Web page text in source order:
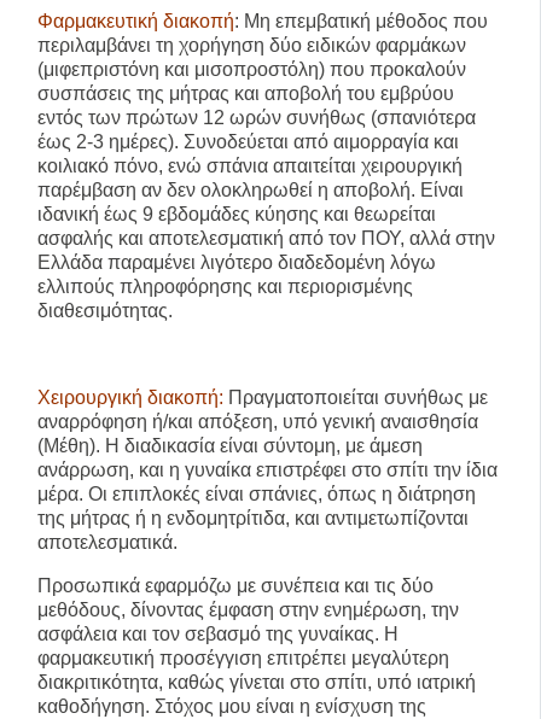
Φαρμακευτική διακοπή: Μη επεμβατική μέθοδος που
περιλαμβάνει τη χορήγηση δύο ειδικών φαρμάκων
(μιφεπριστόνη και μισοπροστόλη) που προκαλούν
συσπάσεις της μήτρας και αποβολή του εμβρύου
εντός των πρώτων 12 ωρών συνήθως (σπανιότερα
έως 2-3 ημέρες). Συνοδεύεται από αιμορραγία και
κοιλιακό πόνο, ενώ σπάνια απαιτείται χειρουργική
παρέμβαση αν δεν ολοκληρωθεί η αποβολή. Είναι
ιδανική έως 9 εβδομάδες κύησης και θεωρείται
ασφαλής και αποτελεσματική από τον ΠΟΥ, αλλά στην
Ελλάδα παραμένει λιγότερο διαδεδομένη λόγω
ελλιπούς πληροφόρησης και περιορισμένης
διαθεσιμότητας.
Χειρουργική διακοπή: Πραγματοποιείται συνήθως με
αναρρόφηση ή/και απόξεση, υπό γενική αναισθησία
(Μέθη). Η διαδικασία είναι σύντομη, με άμεση
ανάρρωση, και η γυναίκα επιστρέφει στο σπίτι την ίδια
μέρα. Οι επιπλοκές είναι σπάνιες, όπως η διάτρηση
της μήτρας ή η ενδομητρίτιδα, και αντιμετωπίζονται
αποτελεσματικά.
Προσωπικά εφαρμόζω με συνέπεια και τις δύο
μεθόδους, δίνοντας έμφαση στην ενημέρωση, την
ασφάλεια και τον σεβασμό της γυναίκας. Η
φαρμακευτική προσέγγιση επιτρέπει μεγαλύτερη
διακριτικότητα, καθώς γίνεται στο σπίτι, υπό ιατρική
καθοδήγηση. Στόχος μου είναι η ενίσχυση της